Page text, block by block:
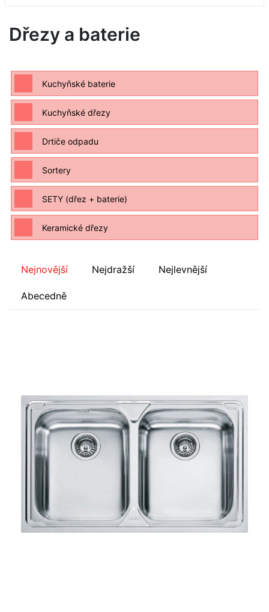
Dřezy a baterie
Kuchyňské baterie
Kuchyňské dřezy
Drtiče odpadu
Sortery
SETY (dřez + baterie)
Keramické dřezy
Nejnovější Nejdražší Nejlevnější
Abecedně